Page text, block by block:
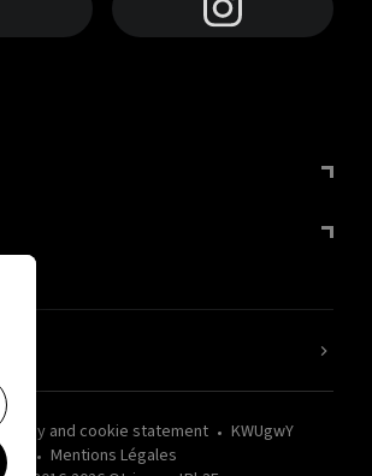
and cookie statement
KWUgwY
Mentions Légales